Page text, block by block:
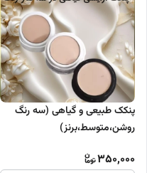
پنکک طبیعی و گیاهی (سه رنگ
روشن،متوسط،برنز)
350,000